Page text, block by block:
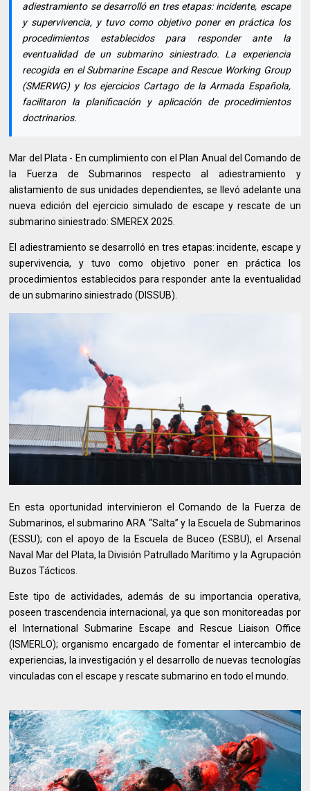
adiestramiento se desarrolló en tres etapas: incidente, escape
y supervivencia, y tuvo como objetivo poner en práctica los
procedimientos establecidos para responder ante la
eventualidad de un submarino siniestrado. La experiencia
recogida en el Submarine Escape and Rescue Working Group
(SMERWG) y los ejercicios Cartago de la Armada Española,
facilitaron la planificación y aplicación de procedimientos
doctrinarios.
Mar del Plata - En cumplimiento con el Plan Anual del Comando de
la Fuerza de Submarinos respecto al adiestramiento y
alistamiento de sus unidades dependientes, se llevó adelante una
nueva edición del ejercicio simulado de escape y rescate de un
submarino siniestrado: SMEREX 2025.
El adiestramiento se desarrolló en tres etapas: incidente, escape y
supervivencia, y tuvo como objetivo poner en práctica los
procedimientos establecidos para responder ante la eventualidad
de un submarino siniestrado (DISSUB).
En esta oportunidad intervinieron el Comando de la Fuerza de
Submarinos, el submarino ARA “Salta” y la Escuela de Submarinos
(ESSU); con el apoyo de la Escuela de Buceo (ESBU), el Arsenal
Naval Mar del Plata, la División Patrullado Marítimo y la Agrupación
Buzos Tácticos.
Este tipo de actividades, además de su importancia operativa,
poseen trascendencia internacional, ya que son monitoreadas por
el International Submarine Escape and Rescue Liaison Office
(ISMERLO); organismo encargado de fomentar el intercambio de
experiencias, la investigación y el desarrollo de nuevas tecnologías
vinculadas con el escape y rescate submarino en todo el mundo.